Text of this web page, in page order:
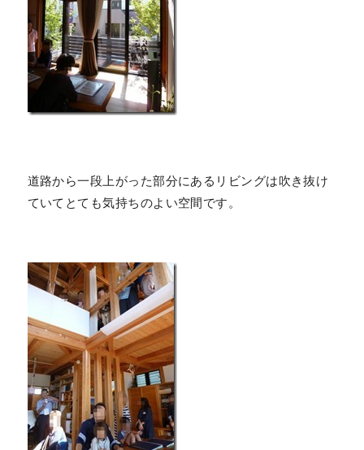
道路から一段上がった部分にあるリビングは吹き抜け
ていてとても気持ちのよい空間です。